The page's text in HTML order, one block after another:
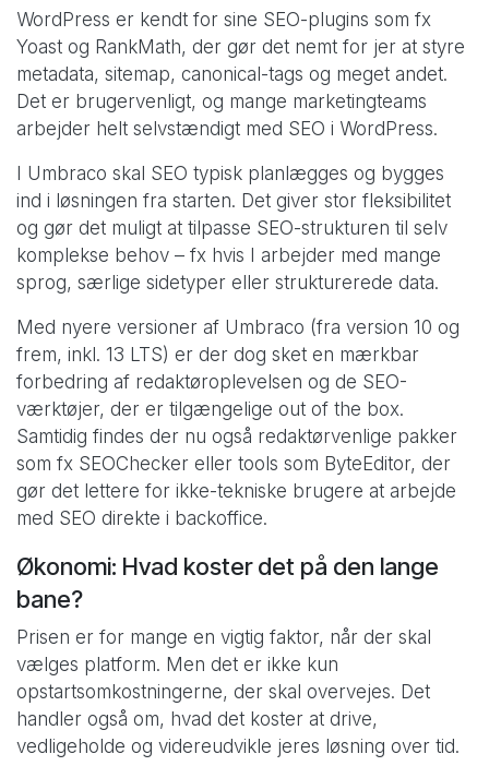
WordPress er kendt for sine SEO-plugins som fx
Yoast og RankMath, der gør det nemt for jer at styre
metadata, sitemap, canonical-tags og meget andet.
Det er brugervenligt, og mange marketingteams
arbejder helt selvstændigt med SEO i WordPress.
I Umbraco skal SEO typisk planlægges og bygges
ind i løsningen fra starten. Det giver stor fleksibilitet
og gør det muligt at tilpasse SEO-strukturen til selv
komplekse behov – fx hvis I arbejder med mange
sprog, særlige sidetyper eller strukturerede data.
Med nyere versioner af Umbraco (fra version 10 og
frem, inkl. 13 LTS) er der dog sket en mærkbar
forbedring af redaktøroplevelsen og de SEO-
værktøjer, der er tilgængelige out of the box.
Samtidig findes der nu også redaktørvenlige pakker
som fx SEOChecker eller tools som ByteEditor, der
gør det lettere for ikke-tekniske brugere at arbejde
med SEO direkte i backoffice.
Økonomi: Hvad koster det på den lange
bane?
Prisen er for mange en vigtig faktor, når der skal
vælges platform. Men det er ikke kun
opstartsomkostningerne, der skal overvejes. Det
handler også om, hvad det koster at drive,
vedligeholde og videreudvikle jeres løsning over tid.